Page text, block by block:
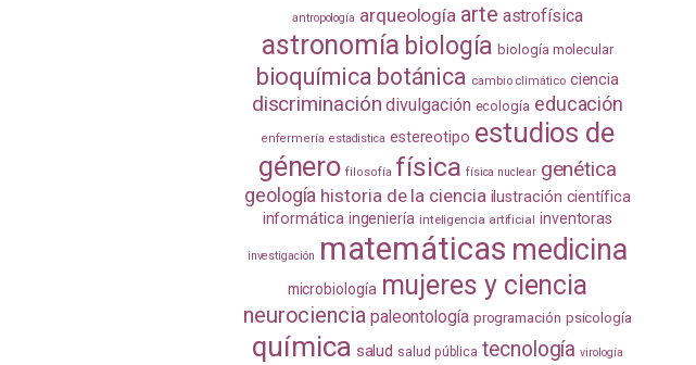
antropología arqueología arte astrofísica
astronomía biología biología molecular
bioquímica botánica cambio climático ciencia
discriminación divulgación ecología educación
enfermería estadistica estereotipo estudios de
género filosofía física física nuclear genética
geología historia de la ciencia ilustración científica
informática ingeniería inteligencia artificial inventoras
investigación matemáticas medicina
microbiología mujeres y ciencia
neurociencia paleontología programación psicología
química salud salud pública tecnología virología